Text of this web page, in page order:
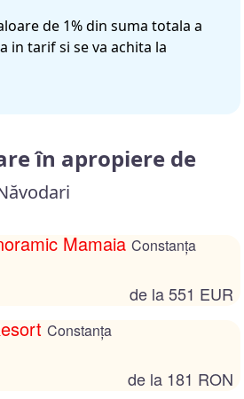
de 1% din suma totala a
in tarif si se va achita la
în apropiere de
Mamaia Constanța
de la 551 EUR
Constanța
de la 181 RON